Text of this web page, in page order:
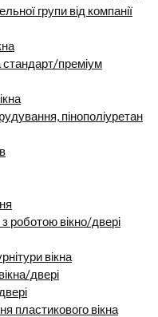
групи від компанії
стандарт/преміум
пінополіуретан
роботою вікно/двері
вікна
двері
пластикового вікна